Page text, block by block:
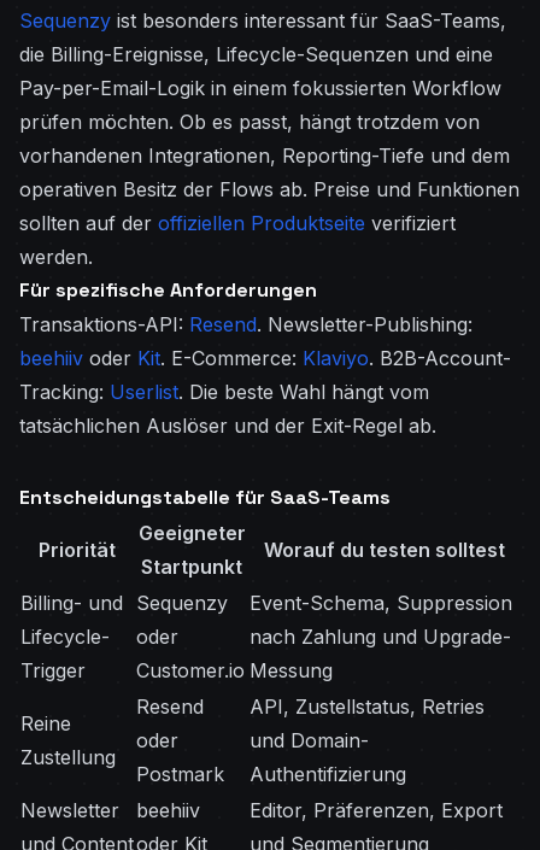
Sequenzy ist besonders interessant für SaaS-Teams,
die Billing-Ereignisse, Lifecycle-Sequenzen und eine
Pay-per-Email-Logik in einem fokussierten Workflow
prüfen möchten. Ob es passt, hängt trotzdem von
vorhandenen Integrationen, Reporting-Tiefe und dem
operativen Besitz der Flows ab. Preise und Funktionen
sollten auf der offiziellen Produktseite verifiziert
werden.
Für spezifische Anforderungen
Transaktions-API: Resend. Newsletter-Publishing:
beehiiv oder Kit. E-Commerce: Klaviyo. B2B-Account-
Tracking: Userlist. Die beste Wahl hängt vom
tatsächlichen Auslöser und der Exit-Regel ab.
Entscheidungstabelle für SaaS-Teams
Priorität
Geeigneter
Startpunkt
Worauf du testen solltest
Billing- und
Lifecycle-
Trigger
Sequenzy
oder
Customer.io
Event-Schema, Suppression
nach Zahlung und Upgrade-
Messung
Reine
Zustellung
Resend
oder
Postmark
API, Zustellstatus, Retries
und Domain-
Authentifizierung
Newsletter
und Content
beehiiv
oder Kit
Editor, Präferenzen, Export
und Segmentierung